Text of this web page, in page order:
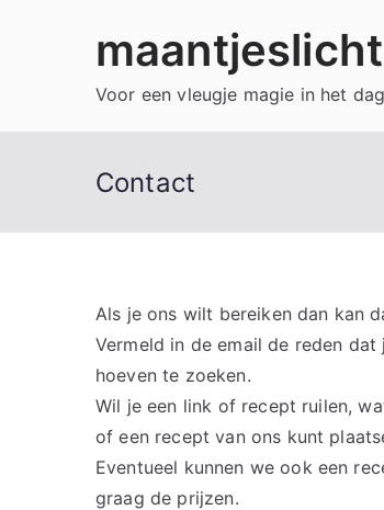
Voor een vleugje magie in het
Contact
Als je ons wilt bereiken dan kan
Vermeld in de email de reden
hoeven te zoeken.
Wil je een link of recept ruilen,
of een recept van ons kunt
Eventueel kunnen we ook een
graag de prijzen.